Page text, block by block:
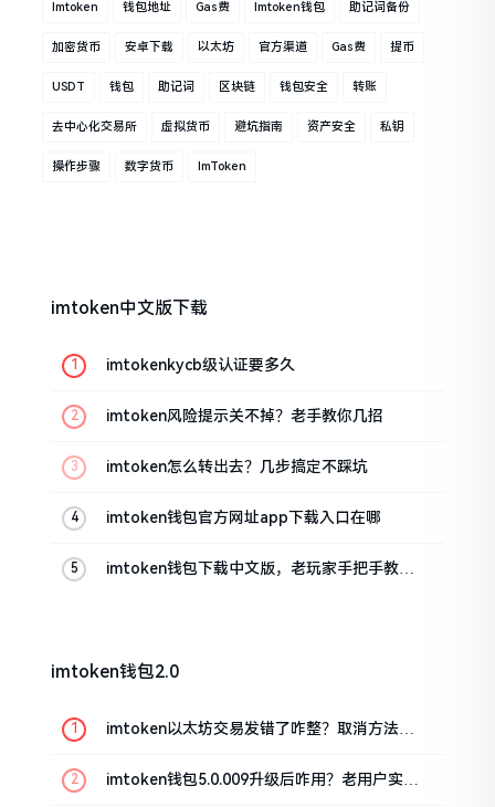
Imtoken 钱包地址 Gas费 Imtoken钱包 助记词备份
加密货币 安卓下载 以太坊 官方渠道 Gas费 提币
USDT 钱包 助记词 区块链 钱包安全 转账
去中心化交易所 虚拟货币 避坑指南 资产安全 私钥
操作步骤 数字货币 ImToken
imtoken中文版下载
imtokenkycb级认证要多久
imtoken风险提示关不掉？老手教你几招
imtoken怎么转出去？几步搞定不踩坑
imtoken钱包官方网址app下载入口在哪
imtoken钱包下载中文版，老玩家手把手教你
imtoken钱包2.0
imtoken以太坊交易发错了咋整？取消方法告
imtoken钱包5.0.009升级后咋用？老用户实测